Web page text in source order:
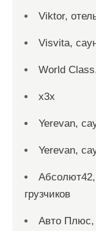
Viktor,
Visvita,
World
x3x
Yerevan,
Yerevan,
Абсолют42,
грузчиков
Авто Плюс,